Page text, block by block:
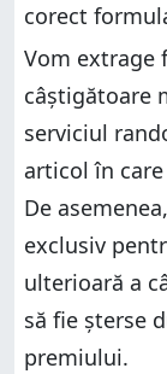
corect
Vom extrage
câștigătoare
serviciul
articol în
De
exclusiv
ulterioară a
să fie șterse
premiului.